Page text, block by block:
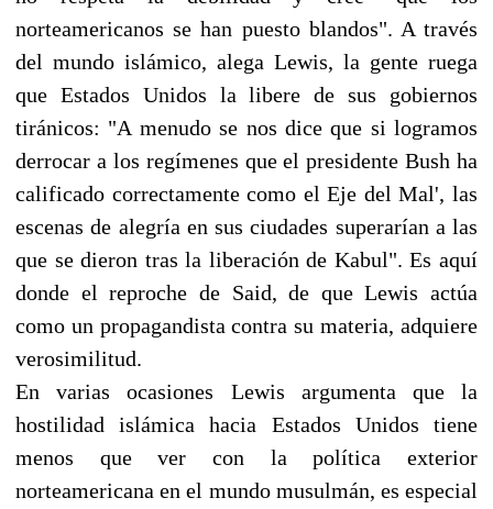
norteamericanos se han puesto blandos". A través
del mundo islámico, alega Lewis, la gente ruega
que Estados Unidos la libere de sus gobiernos
tiránicos: "A menudo se nos dice que si logramos
derrocar a los regímenes que el presidente Bush ha
calificado correctamente como el Eje del Mal', las
escenas de alegría en sus ciudades superarían a las
que se dieron tras la liberación de Kabul". Es aquí
donde el reproche de Said, de que Lewis actúa
como un propagandista contra su materia, adquiere
verosimilitud.
En varias ocasiones Lewis argumenta que la
hostilidad islámica hacia Estados Unidos tiene
menos que ver con la política exterior
norteamericana en el mundo musulmán, es especial